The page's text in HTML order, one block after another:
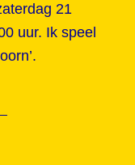
21
uur. Ik speel